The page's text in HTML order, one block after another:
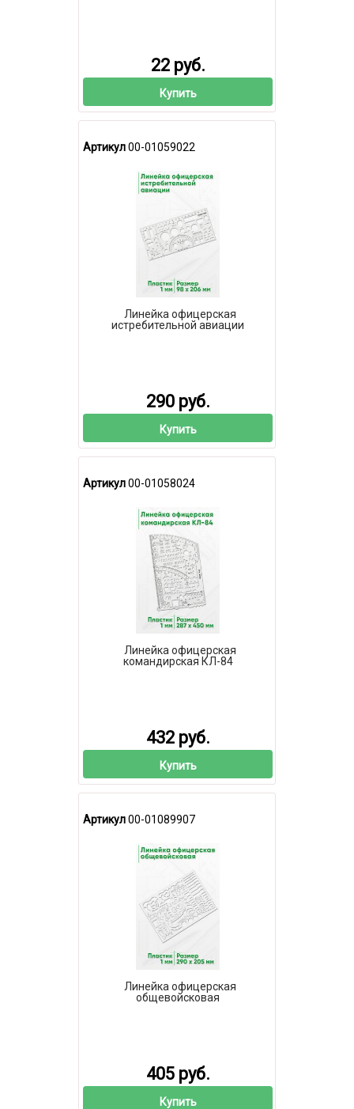
22 руб.
Купить
Артикул00-01059022
Линейка офицерская
истребительной авиации
290 руб.
Купить
Артикул00-01058024
Линейка офицерская
командирская КЛ-84
432 руб.
Купить
Артикул00-01089907
Линейка офицерская
общевойсковая
405 руб.
Купить